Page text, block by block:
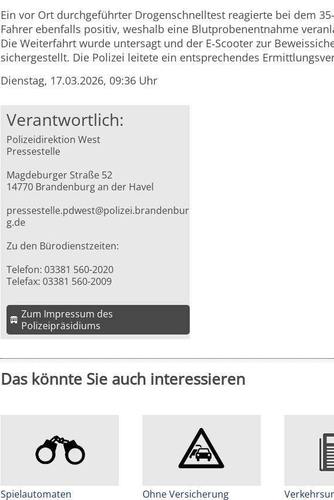
Ein vor Ort durchgeführter Drogenschnelltest reagierte bei dem
Fahrer ebenfalls positiv, weshalb eine Blutprobenentnahme
Die Weiterfahrt wurde untersagt und der E‑Scooter zur
sichergestellt. Die Polizei leitete ein entsprechendes
Dienstag, 17.03.2026, 09:36 Uhr
Verantwortlich:
Polizeidirektion West
Pressestelle
Magdeburger Straße 52
14770 Brandenburg an der Havel
pressestelle.pdwest@polizei.brandenbur
g.de
Zu den Bürodienstzeiten:
Telefon: 03381 560-2020
Telefax: 03381 560-2009
Zum Impressum des
Polizeipräsidiums
Das könnte Sie auch interessieren
Spielautomaten
Ohne Versicherung